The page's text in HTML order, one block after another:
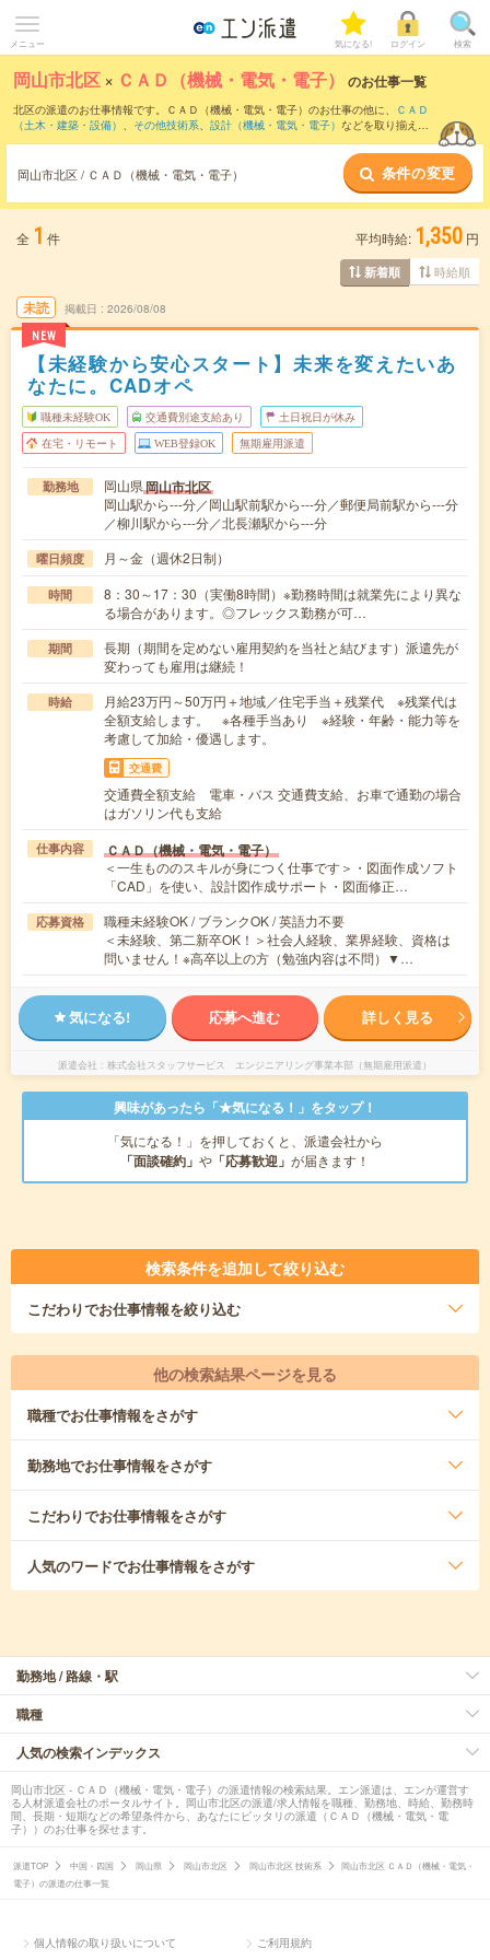
メニュー 気になる! ログイン 検索
岡山市北区 × ＣＡＤ（機械・電気・電子） のお仕事一覧
北区の派遣のお仕事情報です。ＣＡＤ（機械・電気・電子）のお仕事の他に、
ＣＡＤ
（土木・建築・設備） 、 その他技術系、 設計（機械・電気・電子） などを取り揃えて
ＣＡＤ（機械・電気・電子）のお仕事とは？とは？
岡山市北区 / ＣＡＤ（機械・電気・電子） 条件の変更
全 1 件 平均時給: 1,350 円
新着順 時給順
未読
NEW
掲載日 2026/08/08
【未経験から安心スタート】未来を変えたいあ
なたに。CADオペ
職種未経験OK 交通費別途支給あり 土日祝日が休み
在宅・リモート WEB登録OK 無期雇用派遣
勤務地 岡山県岡山市北区
岡山駅から---分／岡山駅前駅から---分／郵便局前駅から---分
／柳川駅から---分／北長瀬駅から---分
曜日頻度 月～金（週休2日制）
時間
8：30～17：30（実働8時間）※勤務時間は就業先により異な
る場合があります。◎フレックス勤務が可…
期間
長期（期間を定めない雇用契約を当社と結びます）派遣先が
変わっても雇用は継続！
時給
月給23万円～50万円＋地域／住宅手当＋残業代 ※残業代は
全額支給します。 ※各種手当あり ※経験・年齢・能力等を
考慮して加給・優遇します。
交通費
交通費全額支給 電車・バス 交通費支給、お車で通勤の場合
はガソリン代も支給
仕事内容 ＣＡＤ（機械・電気・電子）
＜一生もののスキルが身につく仕事です＞・図面作成ソフト
「CAD」を使い、設計図作成サポート・図面修正…
応募資格
職種未経験OK / ブランクOK / 英語力不要
＜未経験、第二新卒OK！＞社会人経験、業界経験、資格は
問いません！※高卒以上の方（勉強内容は不問）▼…
気になる! 応募へ進む 詳しく見る
派遣会社 株式会社スタッフサービス エンジニアリング事業本部（無期雇用派遣）
興味があったら「★気になる！」をタップ！
「気になる！」を押しておくと、派遣会社から
「面談確約」 や 「応募歓迎」 が届きます！
検索条件を追加して絞り込む
こだわりでお仕事情報を絞り込む
他の検索結果ページを見る
職種でお仕事情報をさがす
勤務地でお仕事情報をさがす
こだわりでお仕事情報をさがす
人気のワードでお仕事情報をさがす
勤務地 / 路線・駅
職種
人気の検索インデックス
岡山市北区 - ＣＡＤ（機械・電気・電子）の派遣情報の検索結果。エン派遣は、エンが運営す
る人材派遣会社のポータルサイト。岡山市北区の派遣/求人情報を職種、勤務地、時給、勤務時
間、長期・短期などの希望条件から、あなたにピッタリの派遣（ＣＡＤ（機械・電気・電
子））のお仕事を探せます。
派遣TOP 中国・四国 岡山県 岡山市北区 岡山市北区 技術系
岡山市北区 ＣＡＤ（機械・電気・
電子）の派遣の仕事一覧
個人情報の取り扱いについて ご利用規約